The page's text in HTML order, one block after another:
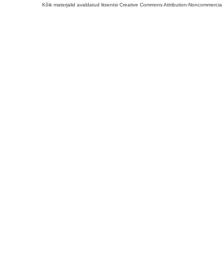
Kõik materjalid avaldatud litsentsi Creative Commons Attribution-